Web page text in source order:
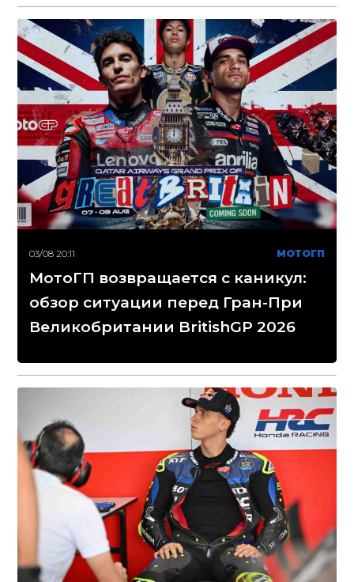
03/08 20:11 МОТОГП
МотоГП возвращается с каникул:
обзор ситуации перед Гран-При
Великобритании BritishGP 2026